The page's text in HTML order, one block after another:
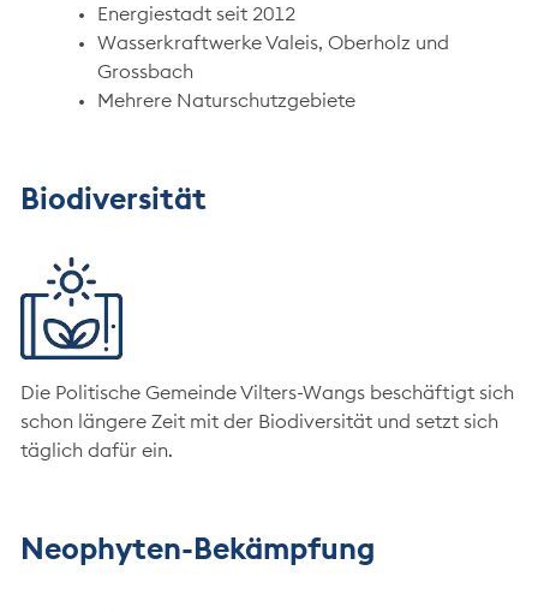
Energiestadt seit 2012
Wasserkraftwerke Valeis, Oberholz und
Grossbach
Mehrere Naturschutzgebiete
Biodiversität
Die Politische Gemeinde Vilters-Wangs beschäftigt sich
schon längere Zeit mit der Biodiversität und setzt sich
täglich dafür ein.
Neophyten-Bekämpfung